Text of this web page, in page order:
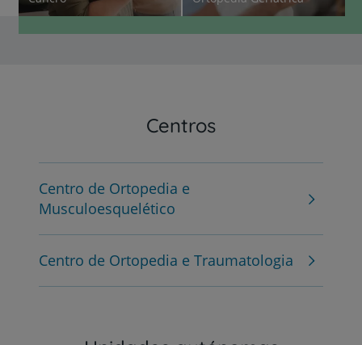
Centros
Centro de Ortopedia e
Musculoesquelético
Centro de Ortopedia e Traumatologia